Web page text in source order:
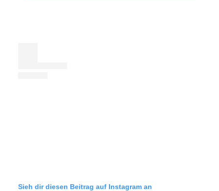
Sieh dir diesen Beitrag auf Instagram an